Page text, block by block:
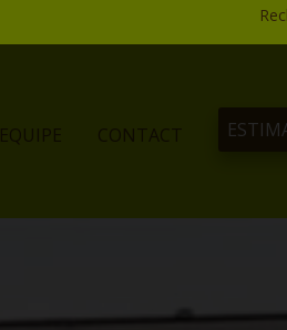
EQUIPE CONTACT